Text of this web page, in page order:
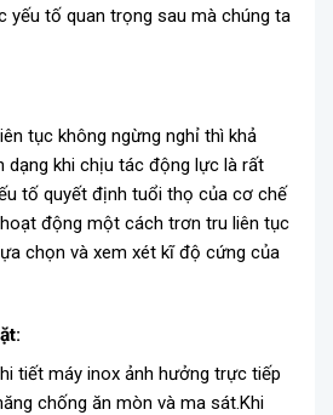
yếu tố quan trọng sau mà chúng ta
tục không ngừng nghỉ thì khả
dạng khi chịu tác động lực là rất
tố quyết định tuổi thọ của cơ chế
động một cách trơn tru liên tục
chọn và xem xét kĩ độ cứng của
tiết máy inox ảnh hưởng trực tiếp
chống ăn mòn và ma sát.Khi